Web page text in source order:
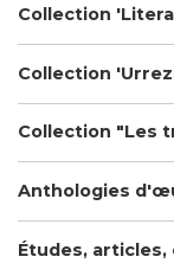
Collection
Collection
Collection "Les
Anthologies
Études,